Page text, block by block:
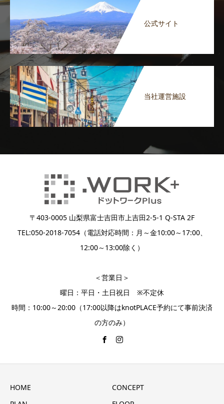
公式サイト
当社運営施設
〒403-0005 山梨県富士吉田市上吉田2-5-1 Q-STA 2F
TEL:050-2018-7054（電話対応時間：月～金10:00～17:00、
12:00～13:00除く）
＜営業日＞
曜日：平日・土日祝日 ※不定休
時間：10:00～20:00（17:00以降はknotPLACE予約にて事前決済
の方のみ）
HOME
CONCEPT